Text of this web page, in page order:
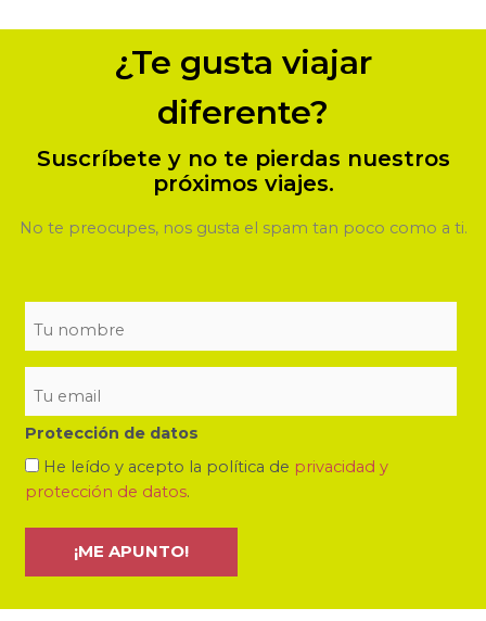
¿Te gusta viajar
diferente?
Suscríbete y no te pierdas nuestros
próximos viajes.
No te preocupes, nos gusta el spam tan poco como a ti.
Protección de datos
He leído y acepto la política de privacidad y
protección de datos.